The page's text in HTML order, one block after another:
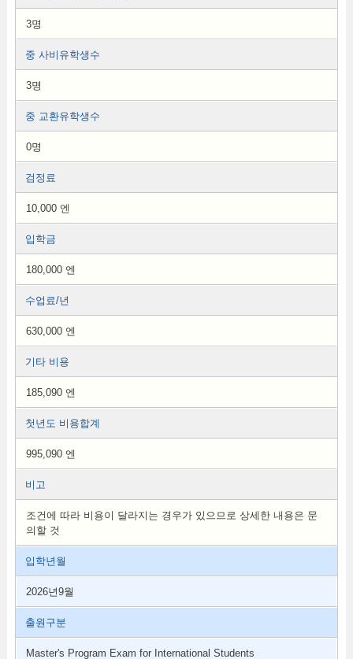
3명
중 사비유학생수
3명
중 교환유학생수
0명
검정료
10,000 엔
입학금
180,000 엔
수업료/년
630,000 엔
기타 비용
185,090 엔
첫년도 비용합계
995,090 엔
비고
조건에 따라 비용이 달라지는 경우가 있으므로 상세한 내용은 문
의할 것
입학년월
2026년9월
출원구분
Master's Program Exam for International Students